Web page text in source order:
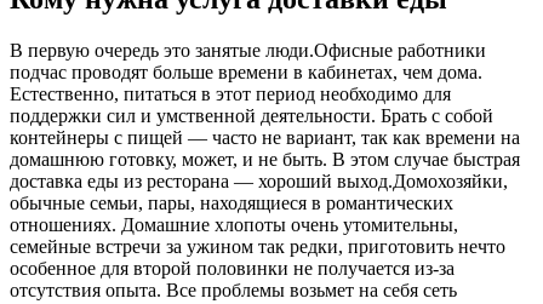
В первую очередь это занятые люди.Офисные работники
подчас проводят больше времени в кабинетах, чем дома.
Естественно, питаться в этот период необходимо для
поддержки сил и умственной деятельности. Брать с собой
контейнеры с пищей ― часто не вариант, так как времени на
домашнюю готовку, может, и не быть. В этом случае быстрая
доставка еды из ресторана ― хороший выход.Домохозяйки,
обычные семьи, пары, находящиеся в романтических
отношениях. Домашние хлопоты очень утомительны,
семейные встречи за ужином так редки, приготовить нечто
особенное для второй половинки не получается из-за
отсутствия опыта. Все проблемы возьмет на себя сеть